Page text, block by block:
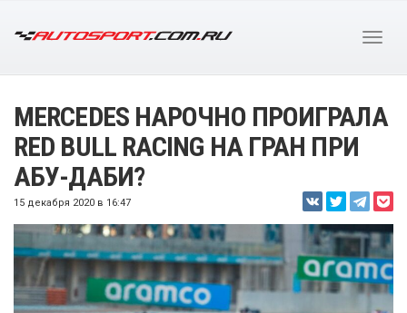
MERCEDES НАРОЧНО ПРОИГРАЛА
RED BULL RACING НА ГРАН ПРИ
АБУ-ДАБИ?
15 декабря 2020 в 16:47